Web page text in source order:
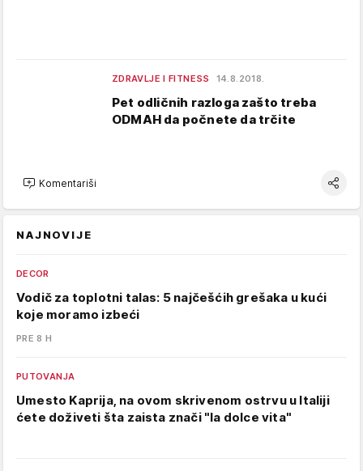
ZDRAVLJE I FITNESS 14.8.2018.
Pet odličnih razloga zašto treba
ODMAH da počnete da trčite
Komentariši
NAJNOVIJE
DECOR
Vodič za toplotni talas: 5 najčešćih grešaka u kući
koje moramo izbeći
PRE 8 H
PUTOVANJA
Umesto Kaprija, na ovom skrivenom ostrvu u Italiji
ćete doživeti šta zaista znači "la dolce vita"